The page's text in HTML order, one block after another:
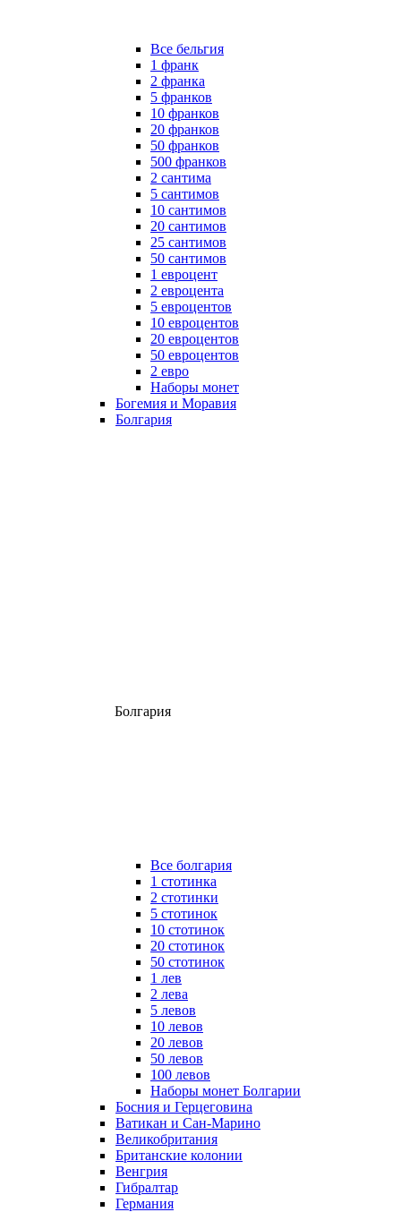
Все бельгия
1 франк
2 франка
5 франков
10 франков
20 франков
50 франков
500 франков
2 сантима
5 сантимов
10 сантимов
20 сантимов
25 сантимов
50 сантимов
1 евроцент
2 евроцента
5 евроцентов
10 евроцентов
20 евроцентов
50 евроцентов
2 евро
Наборы монет
Богемия и Моравия
Болгария
Болгария
Все болгария
1 стотинка
2 стотинки
5 стотинок
10 стотинок
20 стотинок
50 стотинок
1 лев
2 лева
5 левов
10 левов
20 левов
50 левов
100 левов
Наборы монет Болгарии
Босния и Герцеговина
Ватикан и Сан-Марино
Великобритания
Британские колонии
Венгрия
Гибралтар
Германия